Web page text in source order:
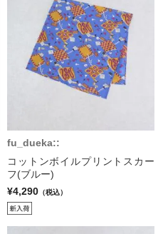
fu_dueka::
コットンボイルプリントスカー
フ(ブルー)
¥4,290 （税込）